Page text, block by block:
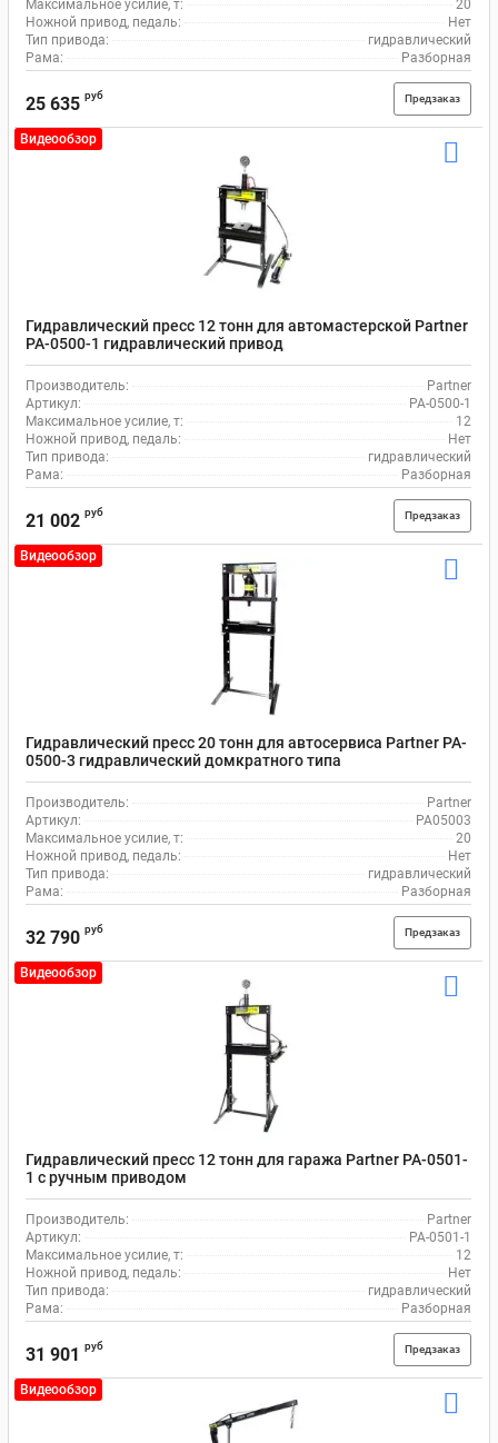
Максимальное усилие, т:
20
Ножной привод, педаль:
Нет
Тип привода:
гидравлический
Рама:
Разборная
25 635 руб Предзаказ
Видеообзор
Гидравлический пресс 12 тонн для автомастерской Partner
PA-0500-1 гидравлический привод
Производитель:
Partner
Артикул:
PA-0500-1
Максимальное усилие, т:
12
Ножной привод, педаль:
Нет
Тип привода:
гидравлический
Рама:
Разборная
21 002 руб Предзаказ
Видеообзор
Гидравлический пресс 20 тонн для автосервиса Partner PA-
0500-3 гидравлический домкратного типа
Производитель:
Partner
Артикул:
PA05003
Максимальное усилие, т:
20
Ножной привод, педаль:
Нет
Тип привода:
гидравлический
Рама:
Разборная
32 790 руб Предзаказ
Видеообзор
Гидравлический пресс 12 тонн для гаража Partner PA-0501-
1 с ручным приводом
Производитель:
Partner
Артикул:
PA-0501-1
Максимальное усилие, т:
12
Ножной привод, педаль:
Нет
Тип привода:
гидравлический
Рама:
Разборная
31 901 руб Предзаказ
Видеообзор